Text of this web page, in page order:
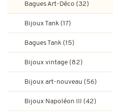
Bagues Tank
Bijoux vintage
Bijoux Napoléon III
Bagues Art-Déco (32)
Bijoux Tank (17)
Bagues Tank (15)
Bijoux vintage (82)
Bijoux art-nouveau (56)
Bijoux Napoléon III (42)